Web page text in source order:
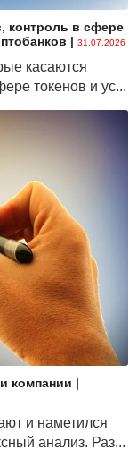
контроль в сфере
| 31.07.2026
касаются
токенов и ус...
компании |
и наметился
анализ. Раз...